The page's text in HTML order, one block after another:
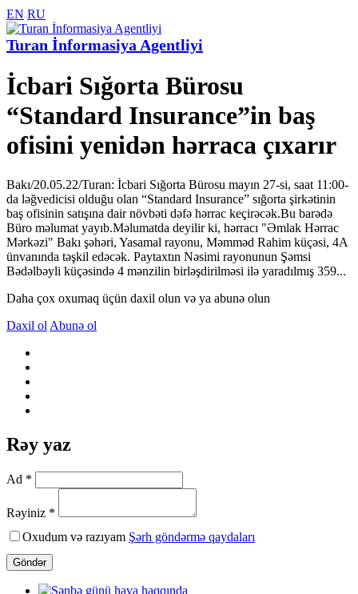
EN RU
Turan İnformasiya Agentliyi
İcbari Sığorta Bürosu
“Standard Insurance”in baş
ofisini yenidən hərraca çıxarır
Bakı/20.05.22/Turan: İcbari Sığorta Bürosu mayın 27-si, saat 11:00-
da ləğvedicisi olduğu olan “Standard Insurance” sığorta şirkətinin
baş ofisinin satışına dair növbəti dəfə hərrac keçirəcək.Bu barədə
Büro məlumat yayıb.Məlumatda deyilir ki, hərracı "Əmlak Hərrac
Mərkəzi" Bakı şəhəri, Yasamal rayonu, Məmməd Rahim küçəsi, 4A
ünvanında təşkil edəcək. Paytaxtın Nəsimi rayonunun Şəmsi
Bədəlbəyli küçəsində 4 mənzilin birləşdirilməsi ilə yaradılmış 359...
Daha çox oxumaq üçün daxil olun və ya abunə olun
Daxil ol Abunə ol
Rəy yaz
Ad *
Rəyiniz *
Oxudum və razıyam Şərh göndərmə qaydaları
Göndər